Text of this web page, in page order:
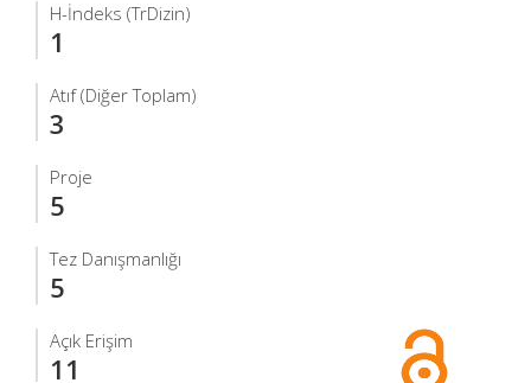
H-İndeks (TrDizin)
1
Atıf (Diğer Toplam)
3
Proje
5
Tez Danışmanlığı
5
Açık Erişim
11